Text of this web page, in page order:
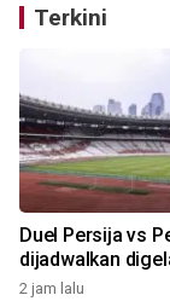
Terkini
Duel Persija vs
dijadwalkan
2 jam lalu